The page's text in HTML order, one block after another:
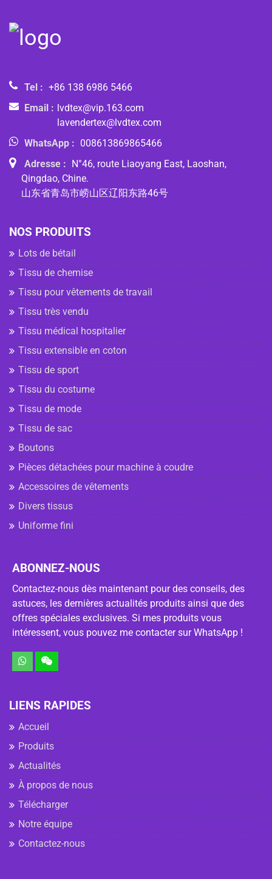
Tel : +86 138 6986 5466
Email : lvdtex@vip.163.com
lavendertex@lvdtex.com
WhatsApp : 008613869865466
Adresse : N°46, route Liaoyang East, Laoshan,
Qingdao, Chine.
山东省青岛市崂山区辽阳东路46号
NOS PRODUITS
Lots de bétail
Tissu de chemise
Tissu pour vêtements de travail
Tissu très vendu
Tissu médical hospitalier
Tissu extensible en coton
Tissu de sport
Tissu du costume
Tissu de mode
Tissu de sac
Boutons
Pièces détachées pour machine à coudre
Accessoires de vêtements
Divers tissus
Uniforme fini
ABONNEZ-NOUS
Contactez-nous dès maintenant pour des conseils, des
astuces, les dernières actualités produits ainsi que des
offres spéciales exclusives. Si mes produits vous
intéressent, vous pouvez me contacter sur WhatsApp !
LIENS RAPIDES
Accueil
Produits
Actualités
À propos de nous
Télécharger
Notre équipe
Contactez-nous